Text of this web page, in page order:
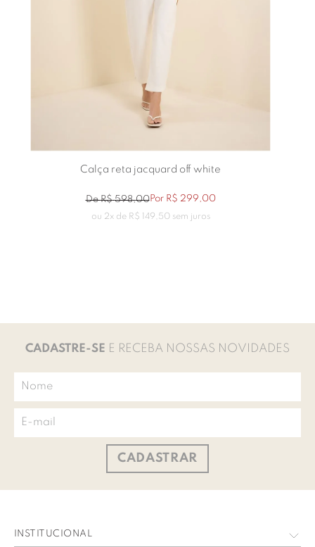
Calça reta jacquard off white
DeR$ 598,00Por R$ 299,00
ou 2x de R$ 149 50sem juros
CADASTRE-SE E RECEBA NOSSAS NOVIDADES
CADASTRAR
INSTITUCIONAL